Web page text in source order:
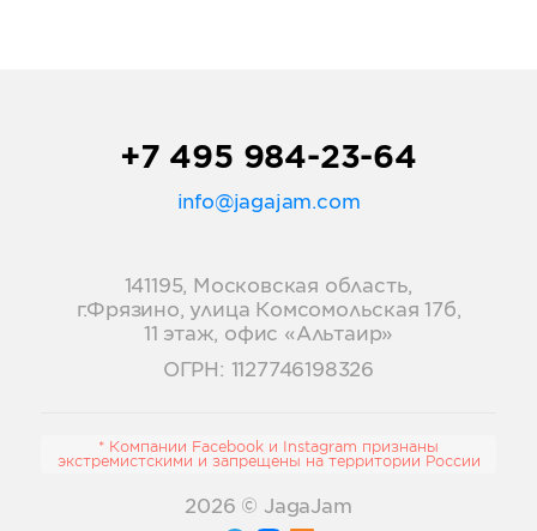
+7 495 984-23-64
info@jagajam.com
141195, Московская область,
г.Фрязино, улица Комсомольская 17б,
11 этаж, офис «Альтаир»
ОГРН: 1127746198326
* Компании Facebook и Instagram признаны
экстремистскими и запрещены на территории России
2026 © JagaJam